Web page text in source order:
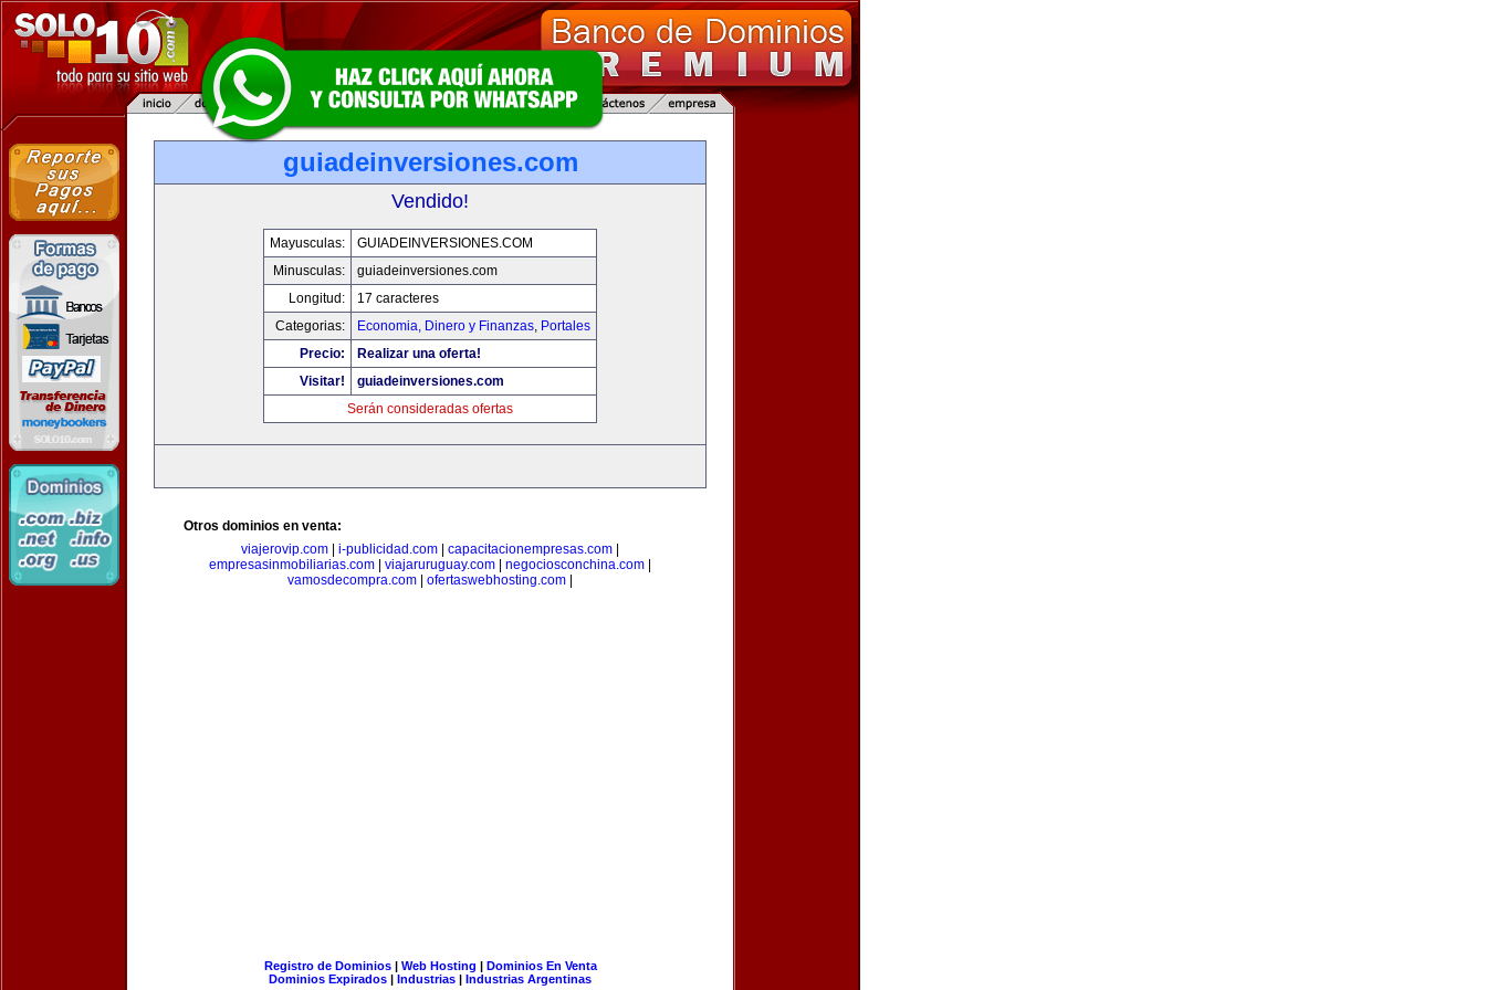
guiadeinversiones.com
Vendido!
Mayusculas:
GUIADEINVERSIONES.COM
Minusculas:
guiadeinversiones.com
Longitud:
17 caracteres
Categorias:
Economia, Dinero y Finanzas, Portales
Precio:
Realizar una oferta!
Visitar!
guiadeinversiones.com
Serán consideradas ofertas
Otros dominios en venta:
viajerovip.com
i-publicidad.com capacitacionempresas.com
empresasinmobiliarias.com
viajaruruguay.com negociosconchina.com
vamosdecompra.com
ofertaswebhosting.com
Registro de Dominios| Web Hosting | Dominios En Venta
Dominios Expirados | Industrias | Industrias Argentinas